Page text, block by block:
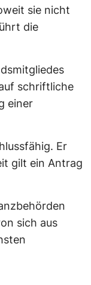
sie nicht
die
schriftliche
einer
Er
gilt ein Antrag
sich aus